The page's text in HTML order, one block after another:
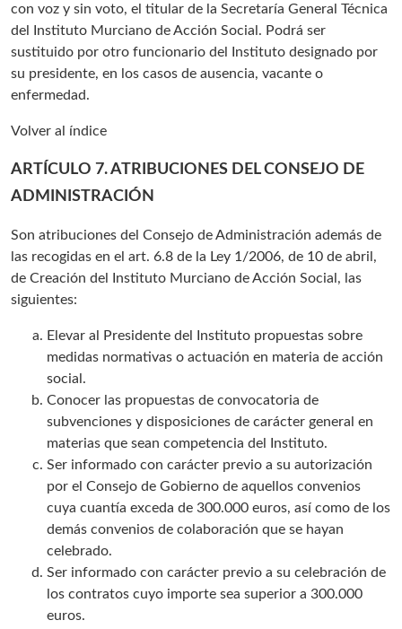
con voz y sin voto, el titular de la Secretaría General Técnica
del Instituto Murciano de Acción Social. Podrá ser
sustituido por otro funcionario del Instituto designado por
su presidente, en los casos de ausencia, vacante o
enfermedad.
Volver al índice
ARTÍCULO 7. ATRIBUCIONES DEL CONSEJO DE
ADMINISTRACIÓN
Son atribuciones del Consejo de Administración además de
las recogidas en el art. 6.8 de la Ley 1/2006, de 10 de abril,
de Creación del Instituto Murciano de Acción Social, las
siguientes:
Elevar al Presidente del Instituto propuestas sobre
medidas normativas o actuación en materia de acción
social.
Conocer las propuestas de convocatoria de
subvenciones y disposiciones de carácter general en
materias que sean competencia del Instituto.
Ser informado con carácter previo a su autorización
por el Consejo de Gobierno de aquellos convenios
cuya cuantía exceda de 300.000 euros, así como de los
demás convenios de colaboración que se hayan
celebrado.
Ser informado con carácter previo a su celebración de
los contratos cuyo importe sea superior a 300.000
euros.